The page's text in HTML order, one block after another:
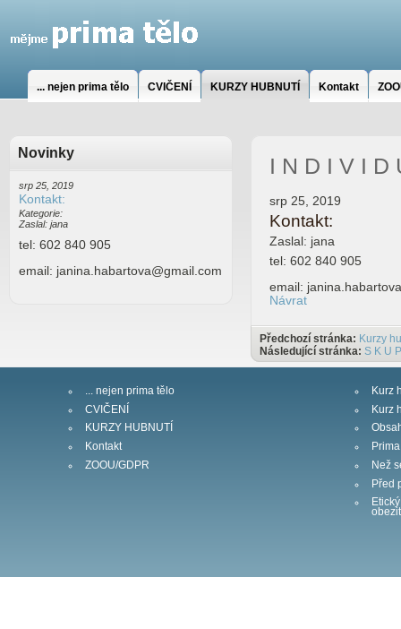
... nejen prima tělo CVIČENÍ KURZY HUBNUTÍ Kontakt
Novinky
srp 25, 2019
Kontakt:
Kategorie:
Zaslal: jana
tel: 602 840 905
email: janina.habartova@gmail.com
I N D I V I D
srp 25, 2019
Kontakt:
Zaslal: jana
tel: 602 840 905
email:
Návrat
Předchozí stránka: Kurzy
Následující stránka: S K U
... nejen prima tělo
CVIČENÍ
KURZY HUBNUTÍ
Kontakt
ZOOU/GDPR
Kurz
Kurz
Než
Před